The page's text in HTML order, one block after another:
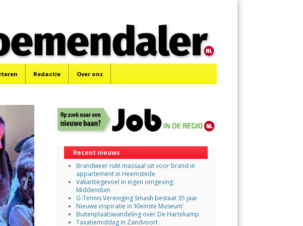
Redactie Over ons
Recent nieuws
Brandweer rukt massaal uit voor brand in
appartement in Heemstede
Vakantiegevoel in eigen omgeving:
Middenduin
G-Tennis Vereniging Smash bestaat 35 jaar
Nieuwe inspiratie in ‘Kleinste Museum’
Buitenplaatswandeling over De Hartekamp
Taxatiemiddag in Zandvoort